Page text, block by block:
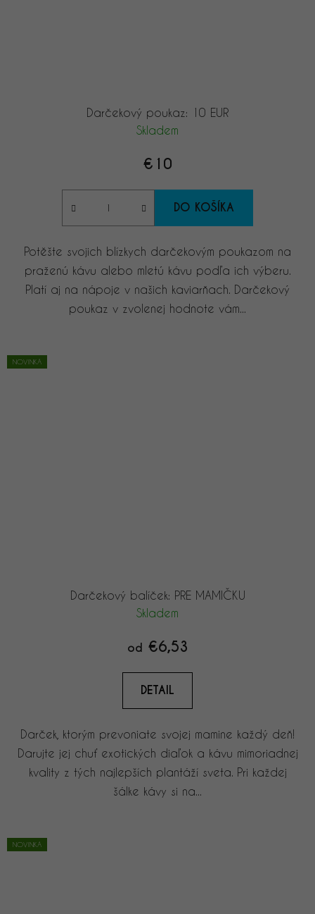
Darčekový poukaz: 10 EUR
Skladem
€10
DO KOŠÍKA
Potěšte svojich blízkych darčekovým poukazom na
praženú kávu alebo mletú kávu podľa ich výberu.
Platí aj na nápoje v našich kaviarňach. Darčekový
poukaz v zvolenej hodnote vám...
NOVINKA
Darčekový balíček: PRE MAMIČKU
Skladem
od €6,53
DETAIL
Darček, ktorým prevoniate svojej mamine každý deň!
Darujte jej chuť exotických diaľok a kávu mimoriadnej
kvality z tých najlepších plantáží sveta. Pri každej
šálke kávy si na...
NOVINKA